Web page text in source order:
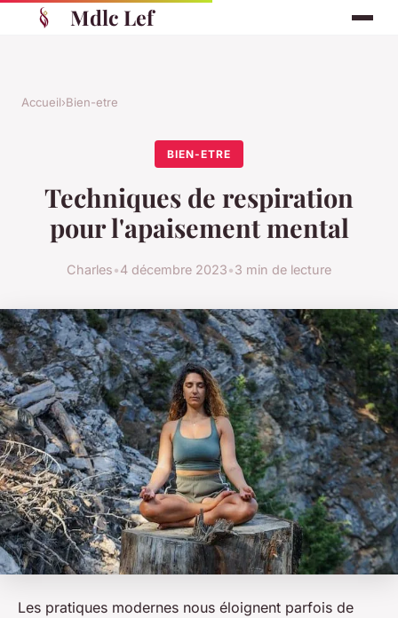
Mdlc Lef
Accueil›Bien-etre
BIEN-ETRE
Techniques de respiration
pour l'apaisement mental
Charles•4 décembre 2023•3 min de lecture
Les pratiques modernes nous éloignent parfois de